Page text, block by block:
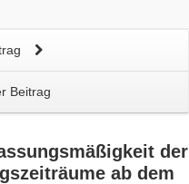
Beitrag
der
ab dem